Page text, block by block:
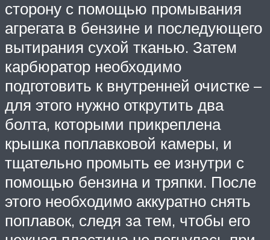
сторону с помощью промывания
агрегата в бензине и последующего
вытирания сухой тканью. Затем
карбюратор необходимо
подготовить к внутренней очистке –
для этого нужно открутить два
болта, которыми прикреплена
крышка поплавковой камеры, и
тщательно промыть ее изнутри с
помощью бензина и тряпки. После
этого необходимо аккуратно снять
поплавок, следя за тем, чтобы его